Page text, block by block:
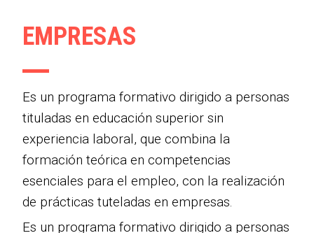
EMPRESAS
Es un programa formativo dirigido a personas
tituladas en educación superior sin
experiencia laboral, que combina la
formación teórica en competencias
esenciales para el empleo, con la realización
de prácticas tuteladas en empresas.
Es un programa formativo dirigido a personas